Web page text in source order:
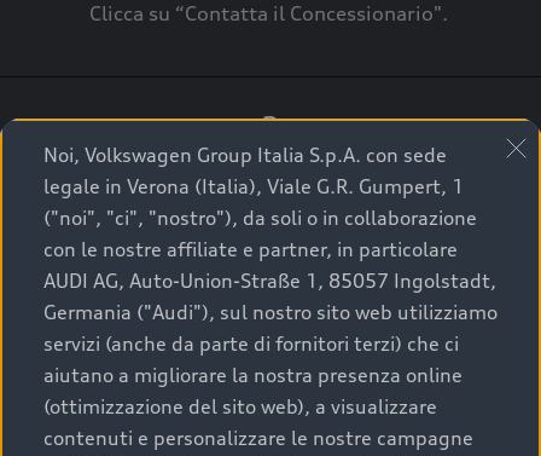
Noi, Volkswagen Group Italia S.p.A. con sede
legale in Verona (Italia), Viale G.R. Gumpert, 1
("noi", "ci", "nostro"), da soli o in collaborazione
con le nostre affiliate e partner, in particolare
AUDI AG, Auto-Union-Straße 1, 85057 Ingolstadt,
Germania ("Audi"), sul nostro sito web utilizziamo
servizi (anche da parte di fornitori terzi) che ci
aiutano a migliorare la nostra presenza online
(ottimizzazione del sito web), a visualizzare
contenuti e personalizzare le nostre campagne
Clicca su “Contatta il Concessionario".
3
A breve verrai ricontattato dal Customer Care
Audi Center o direttamente dal Concessionario
che ti supporterà per finalizzare la tua richiesta.
La qualità di acquistare
un’auto usata Audi